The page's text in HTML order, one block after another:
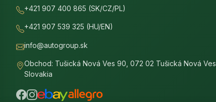
+421 907 400 865 (SK/CZ/PL)
+421 907 539 325 (HU/EN)
info@autogroup.sk
Obchod: Tušická Nová Ves 90, 072 02 Tušická Nová Ves,
Slovakia